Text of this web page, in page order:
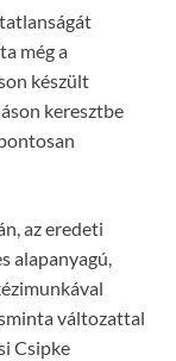
még a
készült
keresztbe
az eredeti
alapanyagú,
változattal
Csipke